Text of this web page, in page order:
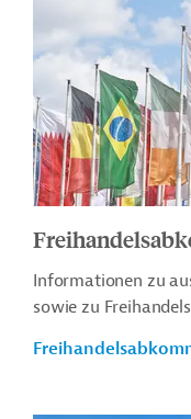
Informationen zu
sowie zu